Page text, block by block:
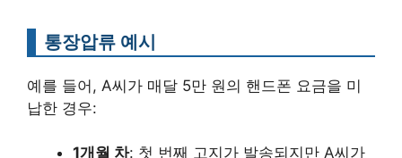
통장압류 예시
예를 들어, A씨가 매달 5만 원의 핸드폰 요금을 미
납한 경우:
1개월 차: 첫 번째 고지가 발송되지만 A씨가